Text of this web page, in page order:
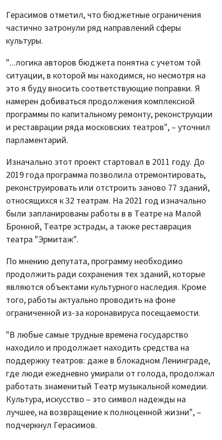
Герасимов отметил, что бюджетные ограничения
частично затронули ряд направлений сферы
культуры.
"...логика авторов бюджета понятна с учетом той
ситуации, в которой мы находимся, но несмотря на
это я буду вносить соответствующие поправки. Я
намерен добиваться продолжения комплексной
программы по капитальному ремонту, реконструкции
и реставрации ряда московских театров", – уточнил
парламентарий.
Изначально этот проект стартовал в 2011 году. До
2019 года программа позволила отремонтировать,
реконструировать или отстроить заново 77 зданий,
относящихся к 32 театрам. На 2021 год изначально
были запланированы работы в в Театре на Малой
Бронной, Театре эстрады, а также реставрация
театра "Эрмитаж".
По мнению депутата, программу необходимо
продолжить ради сохранения тех зданий, которые
являются объектами культурного наследия. Кроме
того, работы актуально проводить на фоне
ограниченной из-за коронавируса посещаемости.
"В любые самые трудные времена государство
находило и продолжает находить средства на
поддержку театров: даже в блокадном Ленинграде,
где люди ежедневно умирали от голода, продолжал
работать знаменитый Театр музыкальной комедии.
Культура, искусство – это символ надежды на
лучшее, на возвращение к полноценной жизни", –
подчеркнул Герасимов.